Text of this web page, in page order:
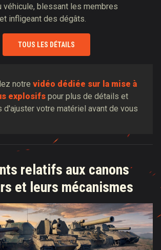
véhicule, blessant les membres
infligeant des dégâts.
TOUS LES DÉTAILS
notre vidéo dédiée sur la mise à
explosifs pour plus de détails et
d'ajuster votre matériel avant de vous
relatifs aux canons
et leurs mécanismes